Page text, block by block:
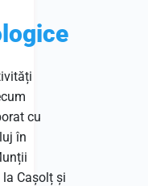
cu
în
Cașolț și